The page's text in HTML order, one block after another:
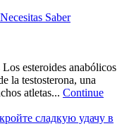
Saber
esteroides anabólicos
la testosterona, una
atletas... Continue
сладкую удачу в